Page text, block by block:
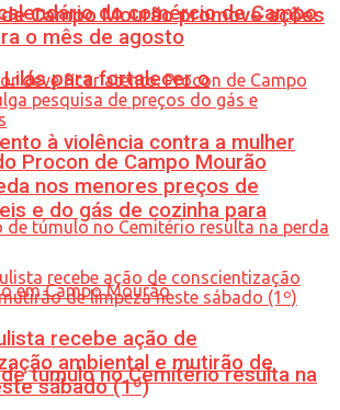
Campo Mourão promove ações
para fortalecer o
à violência contra a mulher
túmulo no Cemitério resulta na
do comércio de Campo
o mês de agosto
Procon de Campo Mourão
nos menores preços de
e do gás de cozinha para
recebe ação de
ambiental e mutirão de
sábado (1º)